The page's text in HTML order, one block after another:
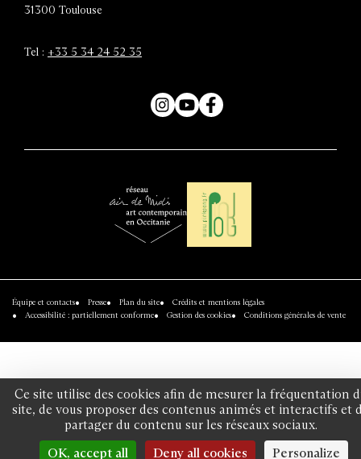
Ce site utilise des cookies afin de mesurer la fréquentation
site, de vous proposer des contenus animés et interactifs et
partager du contenu sur les réseaux sociaux.
OK, accept all
Deny all cookies Personalize
31300 Toulouse
Tel : +33 5 34 24 52 35
Instagram
YouTubeFacebook
-
en
Occitanie
Pinkpong
Équipe et contacts Presse Plan du site
Crédits et mentions légales
Accessibilité : partiellement conforme
Gestion des cookies Conditions générales de vente